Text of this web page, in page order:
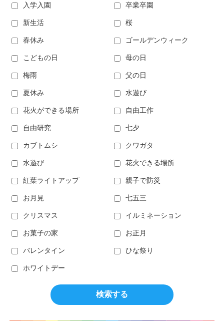
入学入園 卒業卒園
新生活 桜
春休み ゴールデンウィーク
こどもの日 母の日
梅雨 父の日
夏休み 水遊び
花火ができる場所 自由工作
自由研究 七夕
カブトムシ クワガタ
水遊び 花火できる場所
紅葉ライトアップ 親子で防災
お月見 七五三
クリスマス イルミネーション
お菓子の家 お正月
バレンタイン ひな祭り
ホワイトデー